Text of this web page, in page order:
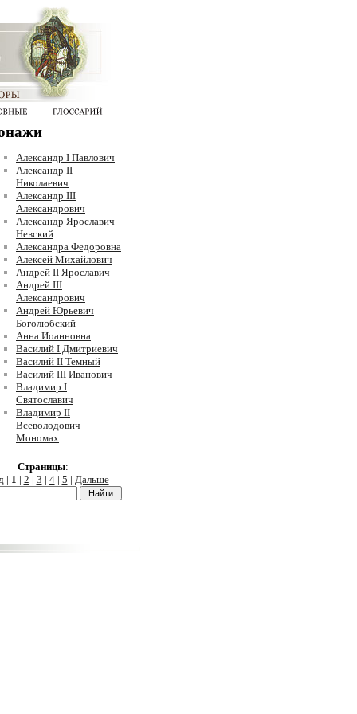
Александр I Павлович
Александр II
Николаевич
Александр III
Александрович
Александр Ярославич
Невский
Александра Федоровна
Алексей Михайлович
Андрей II Ярославич
Андрей III
Александрович
Андрей Юрьевич
Боголюбский
Анна Иоанновна
Василий I Дмитриевич
Василий II Темный
Василий III Иванович
Владимир I
Святославич
Владимир II
Всеволодович
Мономах
Страницы:
| 1 | 2 | 3 | 4| 5 | Дальше